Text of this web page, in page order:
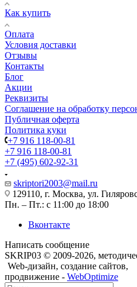
Как купить
Оплата
Условия доставки
Отзывы
Контакты
Блог
Акции
Реквизиты
Соглашение на обработку
Публичная оферта
Политика куки
+7 916 118-00-81
+7 916 118-00-81
+7 (495) 602-92-31
skriptori2003@mail.ru
129110, г. Москва, ул.
Пн. – Пт.: с 11:00 до 18:00
Вконтакте
Написать сообщение
SKRIP03 © 2009-2026,
Web-дизайн, создание сайтов,
продвижение - WebOptimize